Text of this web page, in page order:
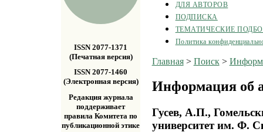
ISSN 2077-1371
(Печатная версия)
ISSN 2077-1460
(Электронная версия)
Редакция журнала
поддерживает
правила Комитета по
публикационной этике
ДЛЯ АВТОРОВ
ПОДПИСКА
ТЕМАТИЧЕСКИЕ
Политика
Главная> Поиск>
Информация об
Гусев, А.П.,
университет им. Ф.